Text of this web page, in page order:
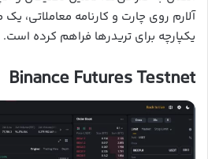
آلارم روی چارت و کارنامه معاملاتی،
یکپارچه برای تریدرها فراهم کرده است.
Binance Futures Testnet